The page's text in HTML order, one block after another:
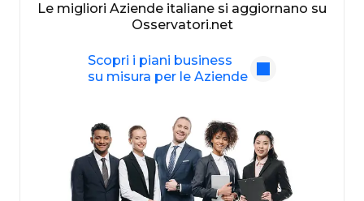
Le migliori Aziende italiane si aggiornano su
Osservatori.net
Scopri i piani business
su misura per le Aziende